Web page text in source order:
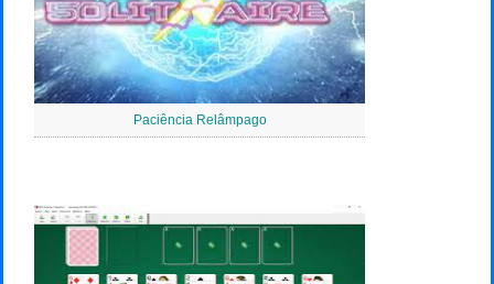
Paciência Relâmpago